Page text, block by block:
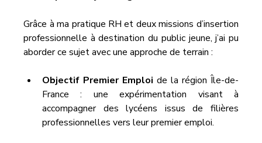
Grâce à ma pratique RH et deux missions d’insertion
professionnelle à destination du public jeune, j’ai pu
aborder ce sujet avec une approche de terrain :
Objectif Premier Emploi de la région Île-de-
France : une expérimentation visant à
accompagner des lycéens issus de filières
professionnelles vers leur premier emploi.